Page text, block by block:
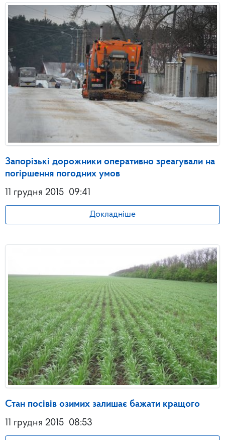
Запорізькі дорожники оперативно зреагували на
погіршення погодних умов
11 грудня 2015 09:41
Докладніше
Стан посівів озимих залишає бажати кращого
11 грудня 2015 08:53